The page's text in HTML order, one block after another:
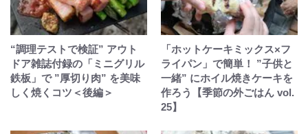
“調理テストで検証” アウト
ドア雑誌付録の「ミニグリル
鉄板」で ”厚切り肉” を美味
しく焼くコツ＜後編＞
「ホットケーキミックス×フ
ライパン」で簡単！ ”子供と
一緒” にホイル焼きケーキを
作ろう【季節の外ごはん vol.
25】